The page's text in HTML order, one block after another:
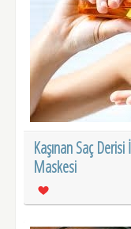
Kaşınan Saç Derisi
Maskesi